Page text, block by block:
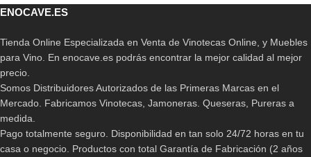
ENOCAVE.ES
Tienda Online Especializada en Venta de Vinotecas Online, y Muebles
para Vino. En enocave.es podrás encontrar la mejor calidad al mejor
precio.
Somos Distribuidores Autorizados de las Primeras Marcas en el
Mercado. Fabricamos Vinotecas, Jamoneras. Queseras, Pureras a
medida.
Pago totalmente seguro. Disponibilidad en tan solo 24/72 horas en tu
casa o negocio. Productos con total Garantía de Fabricación (2 años